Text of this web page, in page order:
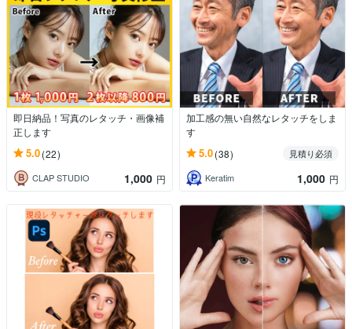
即日納品！写真のレタッチ・画像補
正します
5.0(22)
CLAP STUDIO 1,000 円
加工感の無い自然なレタッチをしま
す
5.0(38)
見積り必須
Keratim
1,000 円